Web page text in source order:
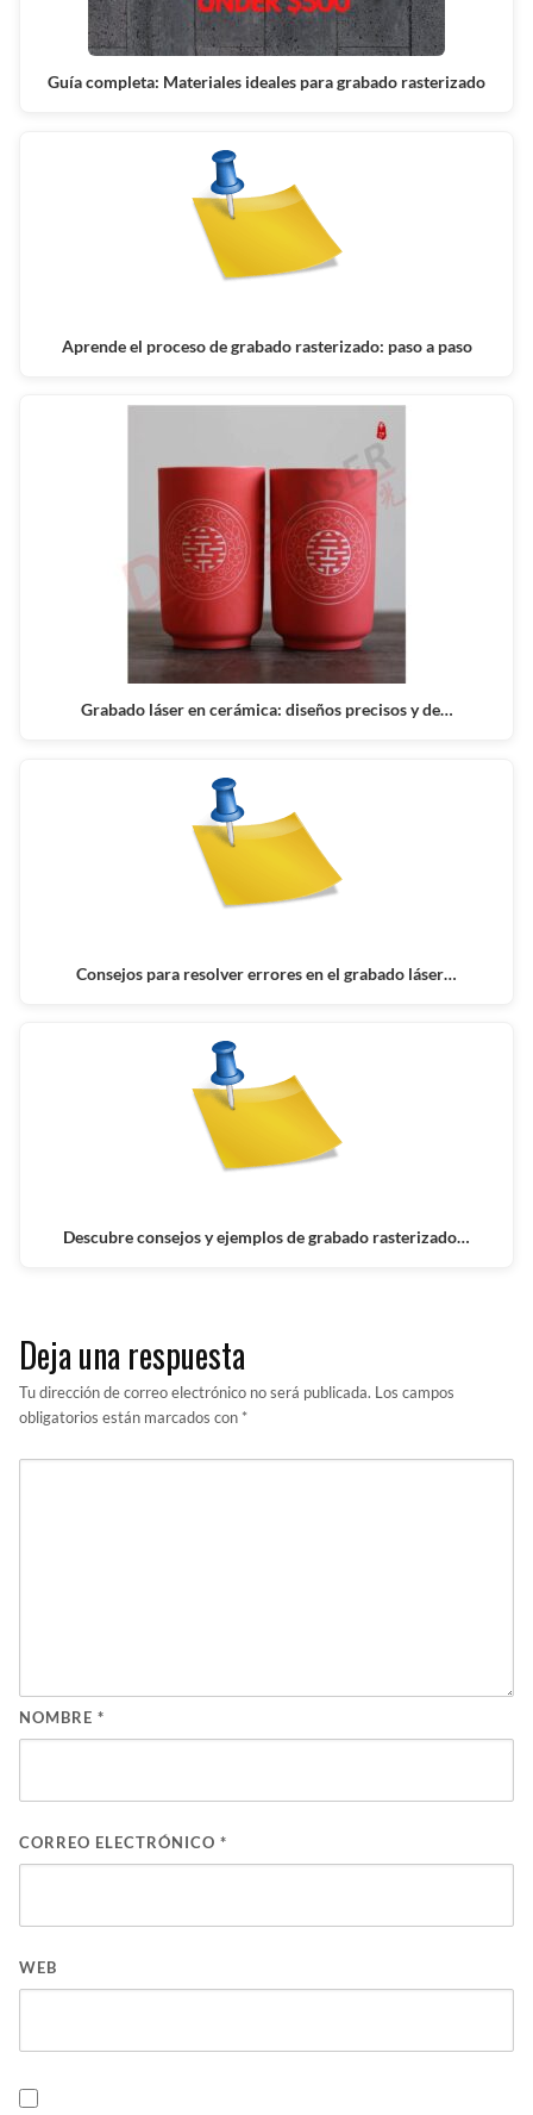
Guía completa: Materiales ideales para grabado rasterizado
Aprende el proceso de grabado rasterizado: paso a paso
Grabado láser en cerámica: diseños precisos y de…
Consejos para resolver errores en el grabado láser…
Descubre consejos y ejemplos de grabado rasterizado…
Deja una respuesta
Tu dirección de correo electrónico no será publicada. Los campos
obligatorios están marcados con *
NOMBRE *
CORREO ELECTRÓNICO *
WEB